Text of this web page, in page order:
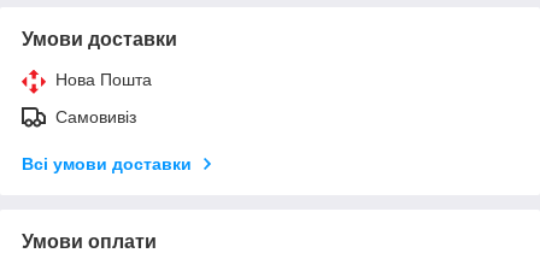
Умови доставки
Нова Пошта
Самовивіз
Всі умови доставки
Умови оплати